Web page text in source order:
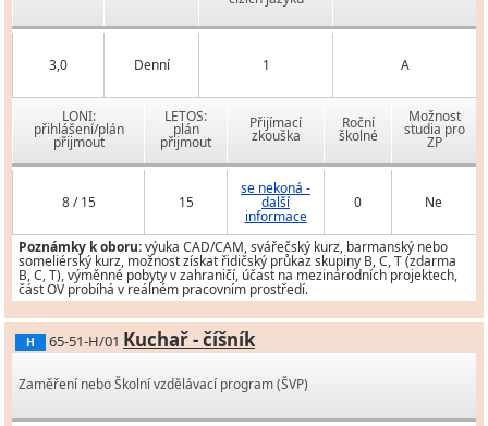
3,0 Denní 1 A
LONI:
přihlášení/plán
přijmout
LETOS:
plán
přijmout
Přijímací
zkouška
Roční
školné
Možnost
studia pro
ZP
8 / 15 15
se nekoná -
další
informace
0 Ne
Poznámky k oboru:výuka CAD/CAM, svářečský kurz, barmanský nebo
someliérský kurz, možnost získat řidičský průkaz skupiny B, C, T (zdarma
B, C, T), výměnné pobyty v zahraničí, účast na mezinárodních projektech,
část OV probíhá v reálném pracovním prostředí.
H 65-51-H/01 Kuchař - číšník
Zaměření nebo Školní vzdělávací program (ŠVP)